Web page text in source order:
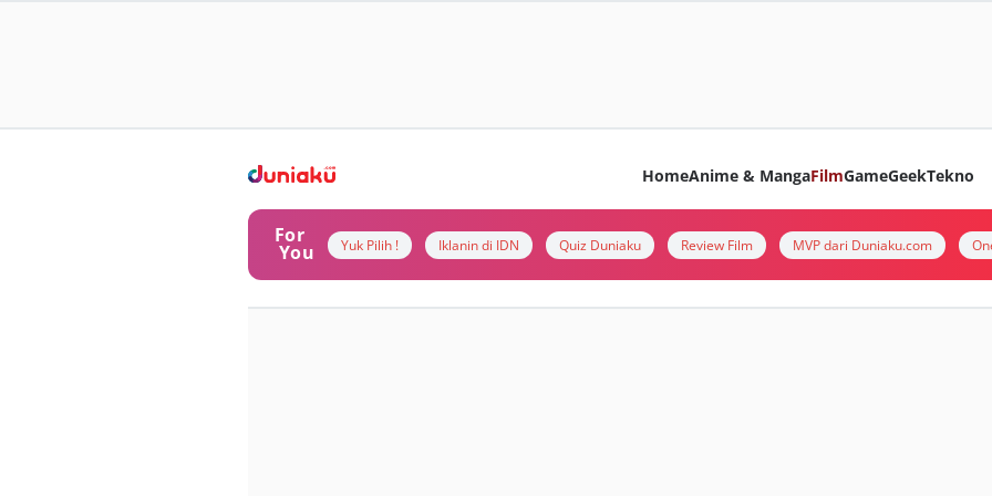
HomeAnime & MangaFilmGameGeekTekno
For
You Yuk Pilih ! Iklanin di IDN Quiz Duniaku Review Film MVP dari Duniaku.com